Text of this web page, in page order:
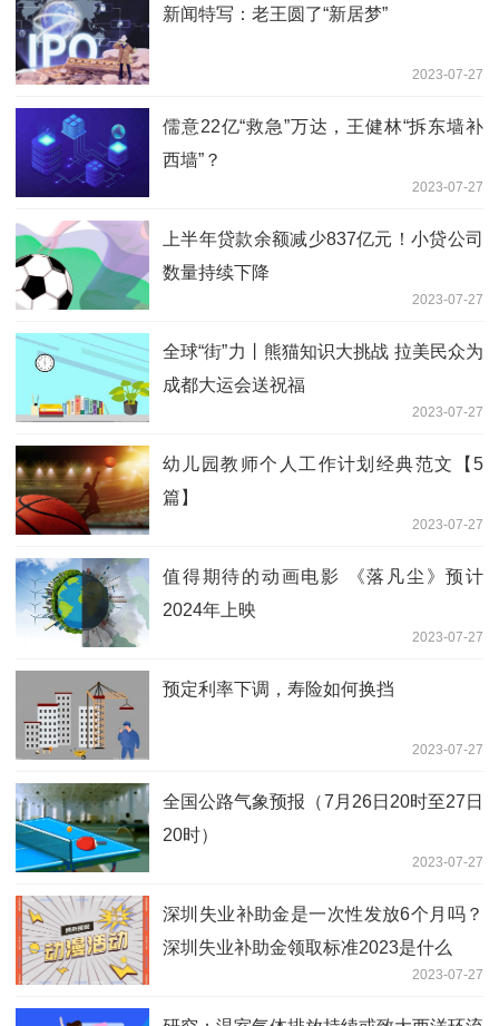
新闻特写：老王圆了“新居梦”
2023-07-27
儒意22亿“救急”万达，王健林“拆东墙补
西墙”？
2023-07-27
上半年贷款余额减少837亿元！小贷公司
数量持续下降
2023-07-27
全球“街”力丨熊猫知识大挑战 拉美民众为
成都大运会送祝福
2023-07-27
幼儿园教师个人工作计划经典范文【5
篇】
2023-07-27
值得期待的动画电影 《落凡尘》预计
2024年上映
2023-07-27
预定利率下调，寿险如何换挡
2023-07-27
全国公路气象预报（7月26日20时至27日
20时）
2023-07-27
深圳失业补助金是一次性发放6个月吗？
深圳失业补助金领取标准2023是什么
2023-07-27